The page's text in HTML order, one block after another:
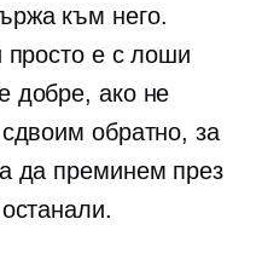
към него.
просто е с лоши
добре, ако не
обратно, за
да преминем през